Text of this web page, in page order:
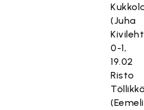
(Juha
0-1,
19.02
Risto
Töllikkö
(Eemeli